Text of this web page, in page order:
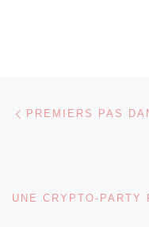
Parcourir les
PREMIERS PAS